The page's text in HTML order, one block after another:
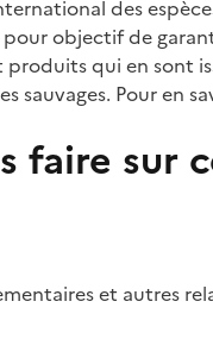
des
objectif de
qui en sont
sauvages. Pour en
faire sur
et autres